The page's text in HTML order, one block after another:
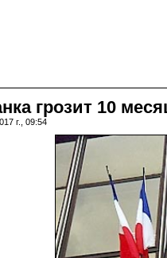
грозит 10
г., 09:54